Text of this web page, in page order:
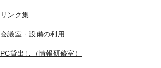
リンク集
会議室・設備の利用
PC貸出し（情報研修室）